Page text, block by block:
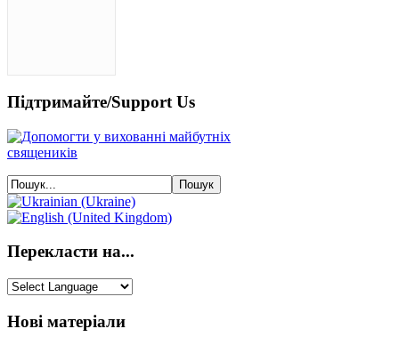
Підтримайте/Support Us
Перекласти на...
Нові матеріали